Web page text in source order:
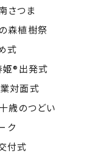
さつま
森植樹祭
式
®出発式
対面式
歳のつどい
ク
付式